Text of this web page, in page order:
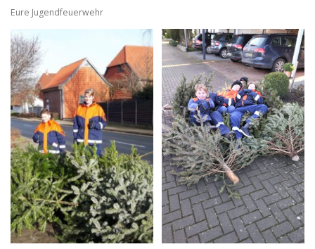
Eure Jugendfeuerwehr